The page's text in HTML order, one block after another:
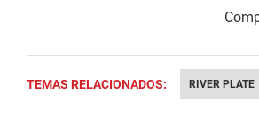
TEMAS RELACIONADOS: RIVER PLATE